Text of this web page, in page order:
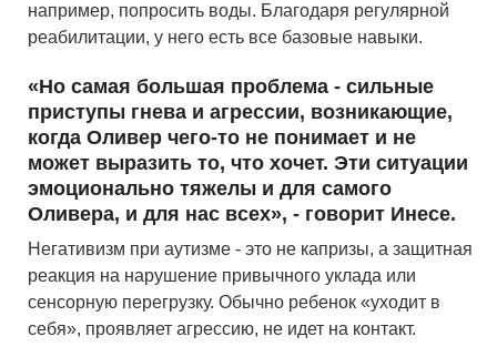
например, попросить воды. Благодаря регулярной
реабилитации, у него есть все базовые навыки.
«Но самая большая проблема - сильные
приступы гнева и агрессии, возникающие,
когда Оливер чего-то не понимает и не
может выразить то, что хочет. Эти ситуации
эмоционально тяжелы и для самого
Оливера, и для нас всех», - говорит Инесе.
Негативизм при аутизме - это не капризы, а защитная
реакция на нарушение привычного уклада или
сенсорную перегрузку. Обычно ребенок «уходит в
себя», проявляет агрессию, не идет на контакт.